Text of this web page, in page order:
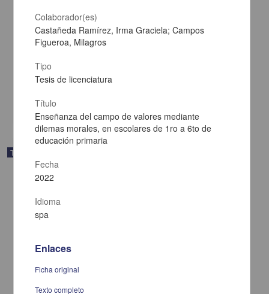
Análisis funcional y tratamiento de conductas problema en
Rojas Rendón, Reyna Rosa Leonor
Ciencias Sociales y Económicas,Medicina y Ciencias de la Salud
Trabajo de grado
Colaborador(es)
Castañeda Ramírez, Irma Graciela; Campos
Figueroa, Milagros
Tipo
Tesis de licenciatura
Título
Enseñanza del campo de valores mediante
dilemas morales, en escolares de 1ro a 6to de
educación primaria
Fecha
2022
Idioma
spa
Enlaces
Ficha original
Texto completo